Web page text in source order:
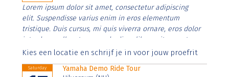
Lorem ipsum dolor sit amet, consectetur adipiscing
elit. Suspendisse varius enim in eros elementum
tristique. Duis cursus, mi quis viverra ornare, eros dolor
interdum nulla, ut commodo diam libero vitae erat.
Aenean faucibus nibh et justo cursus id rutrum lorem
Kies een locatie en schrijf je in voor jouw proefrit
Saturday
Yamaha Demo Ride Tour